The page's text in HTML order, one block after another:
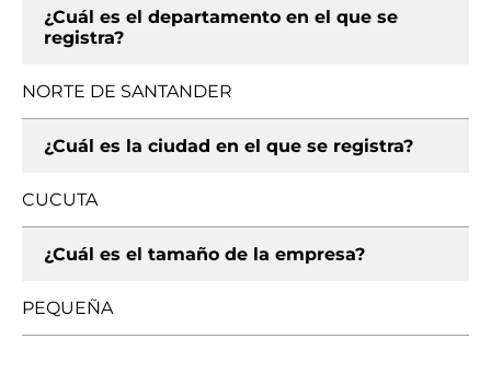
¿Cuál es el departamento en el que se
registra?
NORTE DE SANTANDER
¿Cuál es la ciudad en el que se registra?
CUCUTA
¿Cuál es el tamaño de la empresa?
PEQUEÑA